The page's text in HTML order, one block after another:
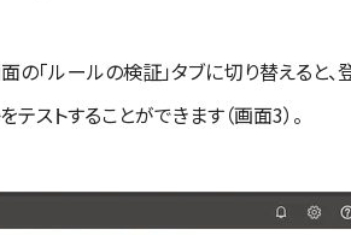
の「ルールの検証」タブに切り替えると
ストすることができます（画面3）。